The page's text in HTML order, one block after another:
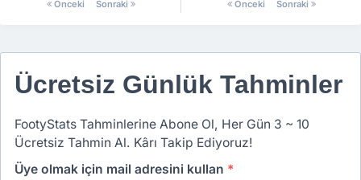
Önceki Sonraki Önceki Sonraki
Ücretsiz Günlük Tahminler
FootyStats Tahminlerine Abone Ol, Her Gün 3 ~ 10
Ücretsiz Tahmin Al. Kârı Takip Ediyoruz!
Üye olmak için mail adresini kullan *